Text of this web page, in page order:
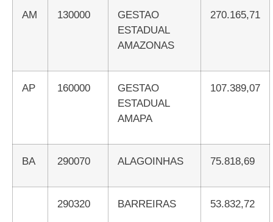
AM 130000
GESTAO
ESTADUAL
AMAZONAS
270.165,71
AP 160000
GESTAO
ESTADUAL
AMAPA
107.389,07
BA 290070 ALAGOINHAS 75.818,69
290320 BARREIRAS 53.832,72